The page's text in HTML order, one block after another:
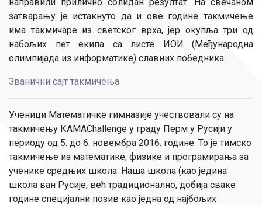
затварању је истакнуто да и ове године такмичење
има такмичаре из светског врха, јер окупља три од
набољих пет екипа са листе ИОИ (Међународна
олимпијада из информатике) славних победника. .
Званични сајт такмичења
Ученици Математичке гимназије учествовали су на
такмичењу КАМАChallenge у граду Перм у Русији у
периоду од 5. до 6. новембра 2016. године. То је тимско
такмичење из математике, физике и програмирања за
ученике средњих школа. Наша школа (као једина
школа ван Русије, већ традиционално, добија сваке
године специјални позив као једна од најбољих